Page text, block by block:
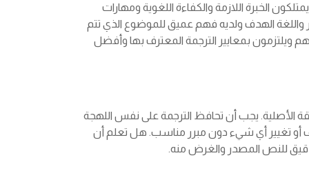
الخبرة اللازمة والكفاءة اللغوية ومهارات
واللغة الهدف ولديه فهم عميق للموضوع الذي تتم
ويلتزمون بمعايير الترجمة المعترف بها وأفضل
الأصلية. يجب أن تحافظ الترجمة على نفس اللهجة
أو تغيير أي شيء دون مبرر مناسب. هل تعلم أن
للنص المصدر والغرض منه.